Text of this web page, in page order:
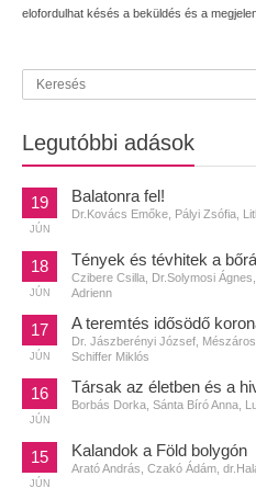
elofordulhat késés a beküldés és a
Legutóbbi adások
19
JÚN
Balatonra fel!
Dr.Kovács Emőke, Pályi Zsófia,
18
JÚN
Tények és tévhitek a
Czibere Csilla, Dr.Solymosi
Adrienn
17
JÚN
A teremtés idősödő
Dr. Jászberényi József,
Schiffer Miklós
16
JÚN
Társak az életben és a
Borbás Dorka, Sánta Bíró Anna,
15
JÚN
Kalandok a Föld bolygón
Arató András, Czakó Ádám,